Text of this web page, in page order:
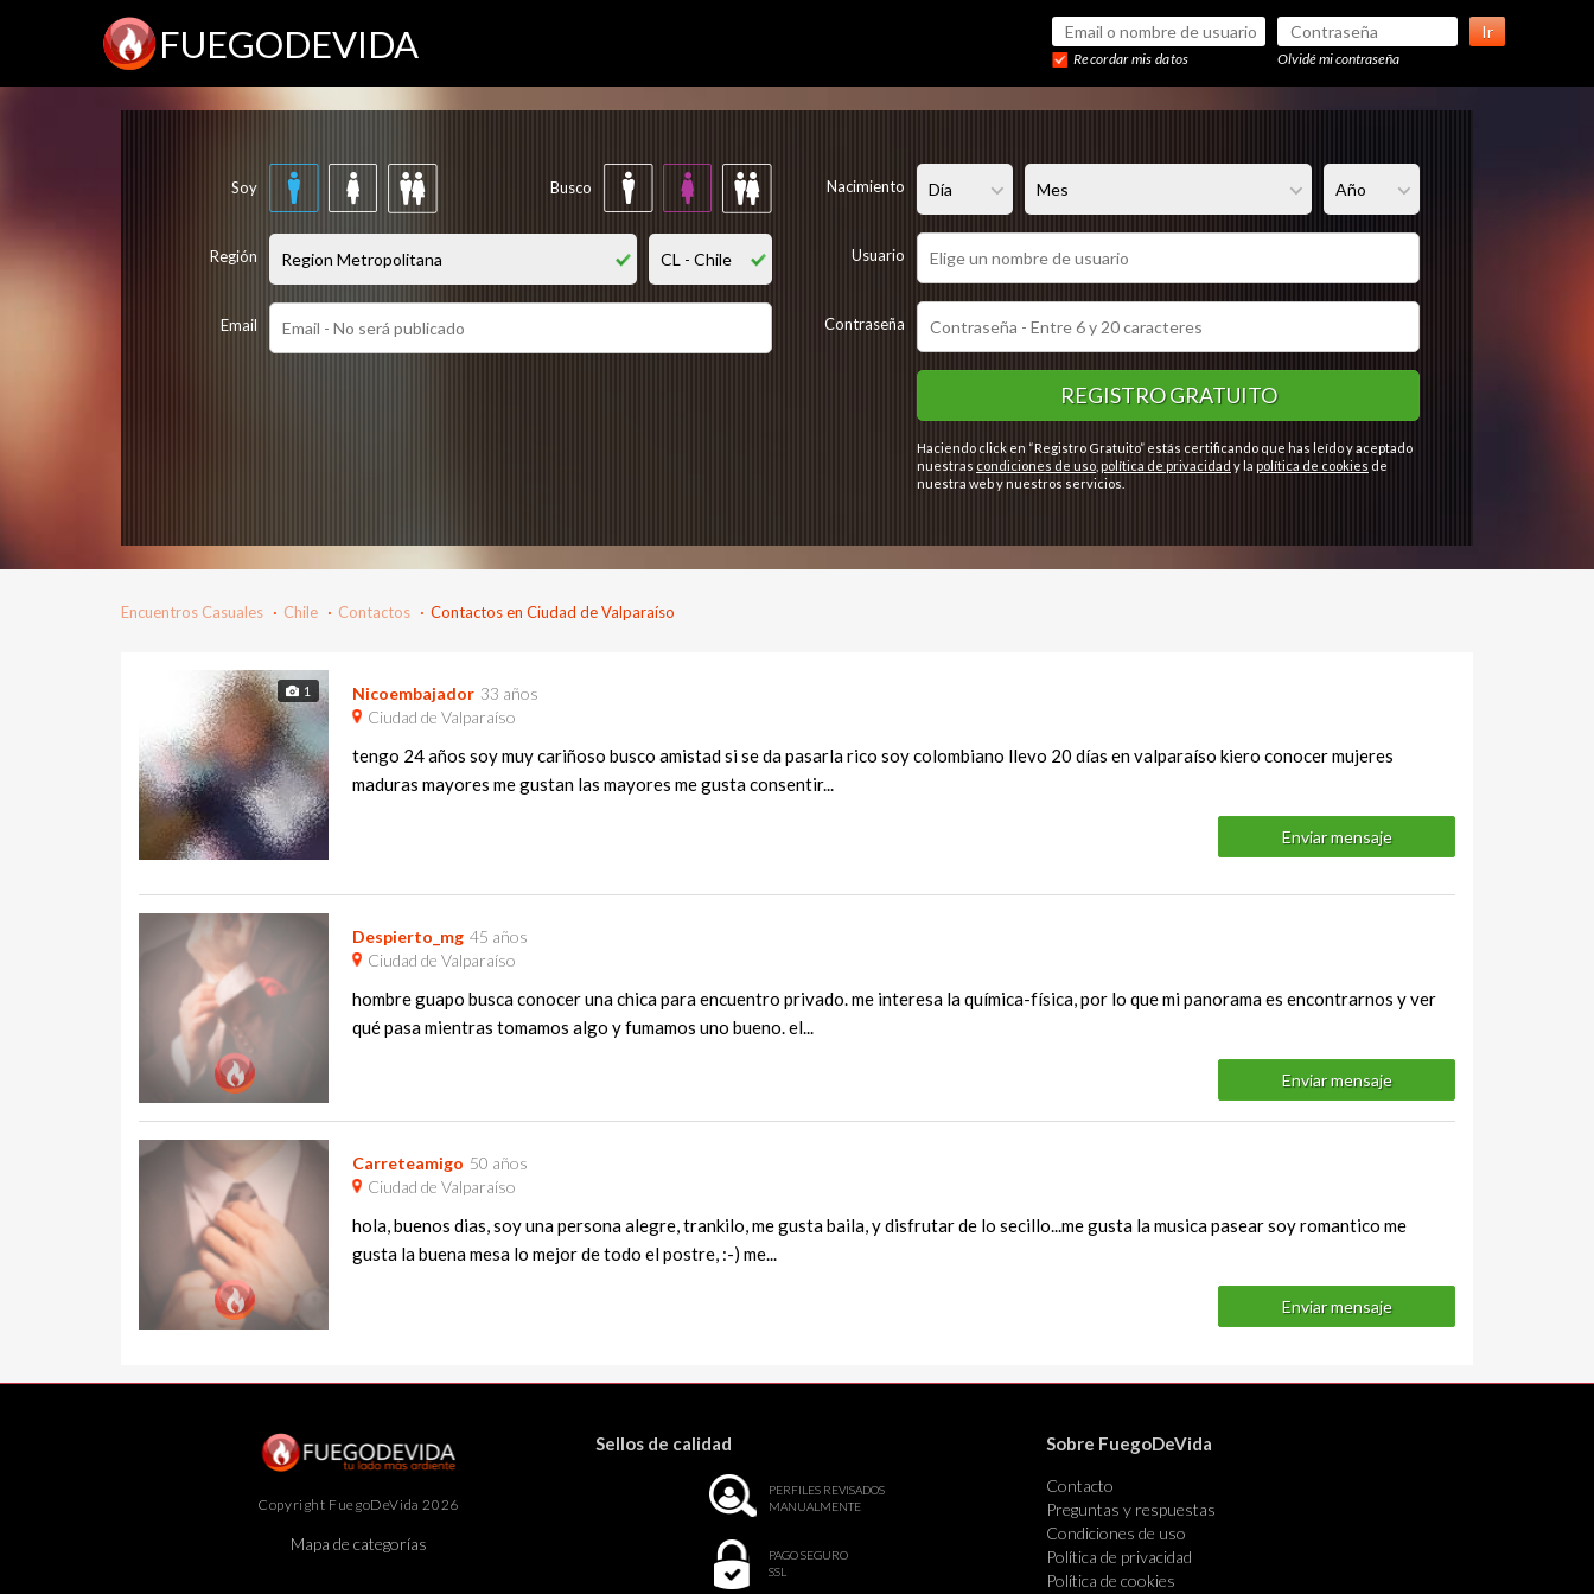
FUEGODEVIDA Ir
Recordar mis datos Olvidé mi contraseña
Soy Busco
Región
Email
Nacimiento
Usuario
Contraseña
REGISTRO GRATUITO
Haciendo click en “Registro Gratuito” estás certificando que has leído y aceptado
nuestras condiciones de uso política de privacidad y la política de cookies de
nuestra web y nuestros servicios.
Encuentros Casuales Chile Contactos Contactos en Ciudad de Valparaíso
1 Nicoembajador 33 años
Ciudad de Valparaíso
tengo 24 años soy muy cariñoso busco amistad si se da pasarla rico soy colombiano llevo 20 días en valparaíso kiero conocer mujeres
maduras mayores me gustan las mayores me gusta consentir...
Enviar mensaje
Despierto_mg 45 años
Ciudad de Valparaíso
hombre guapo busca conocer una chica para encuentro privado. me interesa la química-física, por lo que mi panorama es encontrarnos y ver
qué pasa mientras tomamos algo y fumamos uno bueno. el...
Enviar mensaje
Carreteamigo 50 años
Ciudad de Valparaíso
hola, buenos dias, soy una persona alegre, trankilo, me gusta baila, y disfrutar de lo secillo...me gusta la musica pasear soy romantico me
gusta la buena mesa lo mejor de todo el postre, :-) me...
Enviar mensaje
Copyright FuegoDeVida 2026
Mapa de categorías
Sellos de calidad
PERFILES REVISADOS
MANUALMENTE
PAGO SEGURO
SSL
Sobre FuegoDeVida
Contacto
Preguntas y respuestas
Condiciones de uso
Política de privacidad
Política de cookies